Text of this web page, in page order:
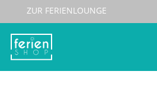
ZUR FERIENLOUNGE
Start/